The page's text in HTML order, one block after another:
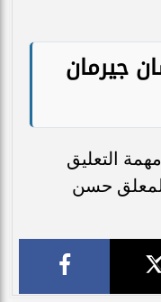
جيرمان
التعليق
حسن